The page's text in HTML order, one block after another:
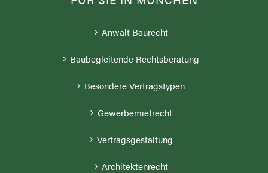
Anwalt Baurecht
Baubegleitende Rechtsberatung
Besondere Vertragstypen
Gewerbemietrecht
Vertragsgestaltung
Architektenrecht